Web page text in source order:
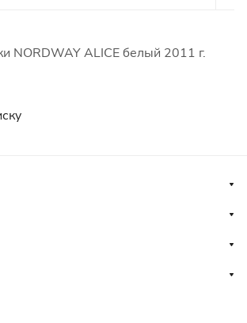
NORDWAY ALICE белый 2011 г.